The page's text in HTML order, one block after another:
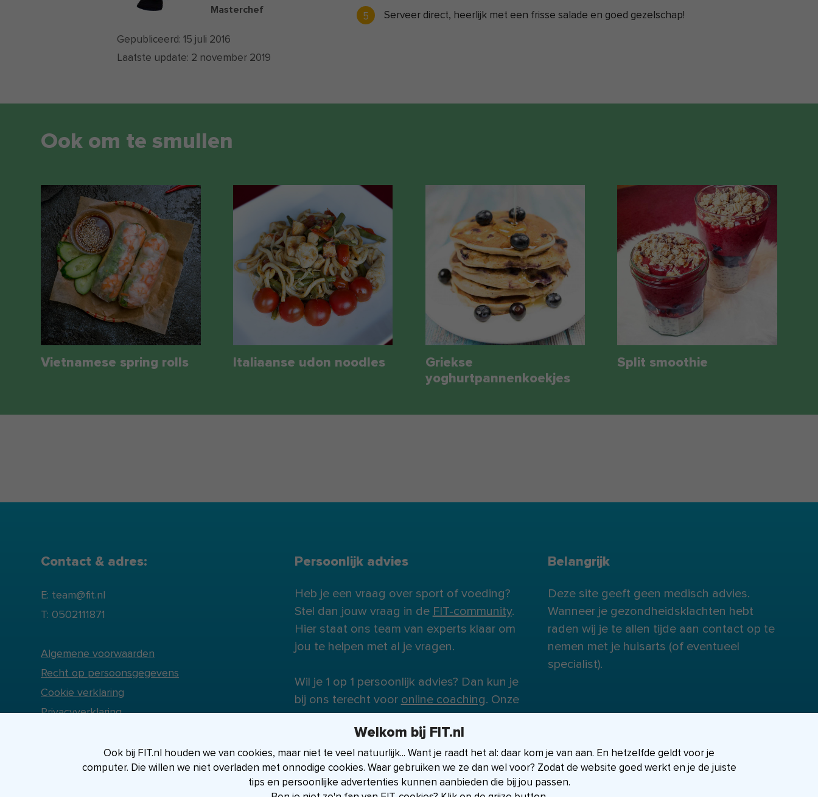
Serveer direct, heerlijk met een frisse salade en goed gezelschap!
Masterchef
Gepubliceerd: 15 juli 2016
Laatste update: 2 november 2019
Ook om te smullen
Vietnamese spring rolls Italiaanse udon noodles
Griekse
yoghurtpannenkoekjes
Split smoothie
Contact & adres:
E: team@fit.nl
T: 0502111871
Algemene voorwaarden
Recht op persoonsgegevens
Cookie verklaring
Privacyverklaring
Persoonlijk advies
Heb je een vraag over sport of voeding?
Stel dan jouw vraag in de FIT-community.
Hier staat ons team van experts klaar om
jou te helpen met al je vragen.
Wil je 1 op 1 persoonlijk advies? Dan kun je
bij ons terecht voor online coaching. Onze
experts staan klaar om je te helpen.
Belangrijk
Deze site geeft geen medisch advies.
Wanneer je gezondheidsklachten hebt
raden wij je te allen tijde aan contact op te
nemen met je huisarts (of eventueel
specialist).
Welkom bij FIT.nl
Ook bij FIT.nl houden we van cookies, maar niet te veel natuurlijk... Want je raadt het al: daar kom je van aan. En hetzelfde geldt voor je
computer. Die willen we niet overladen met onnodige cookies. Waar gebruiken we ze dan wel voor? Zodat de website goed werkt en je de juiste
tips en persoonlijke advertenties kunnen aanbieden die bij jou passen.